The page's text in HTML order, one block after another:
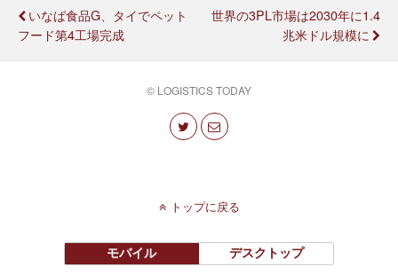
いなば食品G、タイでペット
フード第4工場完成
世界の3PL市場は2030年に1.4
兆米ドル規模に
© LOGISTICS TODAY
トップに戻る
モバイル デスクトップ